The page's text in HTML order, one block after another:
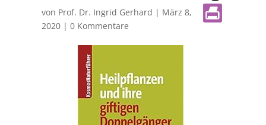
von Prof. Dr. Ingrid Gerhard | März 8,
2020| 0 Kommentare